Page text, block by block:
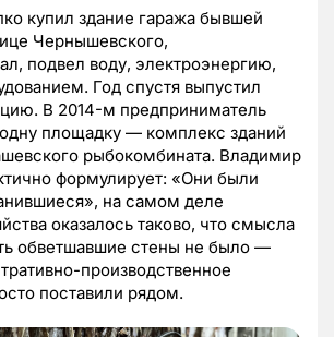
купил здание гаража бывшей
Чернышевского,
подвел воду, электроэнергию,
Год спустя выпустил
В 2014-м предприниматель
площадку — комплекс зданий
рыбокомбината. Владимир
формулирует: «Они были
на самом деле
оказалось таково, что смысла
обветшавшие стены не было —
производственное
поставили рядом.